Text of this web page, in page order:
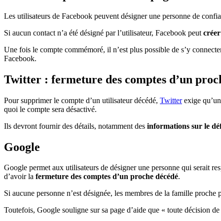
Les utilisateurs de Facebook peuvent désigner une personne de
Si aucun contact n’a été désigné par l’utilisateur, Facebook peut
Une fois le compte commémoré, il n’est plus possible de s’y
Facebook.
Twitter : fermeture des comptes d’un
Pour supprimer le compte d’un utilisateur décédé, Twitterexige
quoi le compte sera désactivé.
Ils devront fournir des détails, notamment des informations sur le
Google
Google permet aux utilisateurs de désigner une personne qui serait
d’avoir la fermeture des comptes d’un proche décédé.
Si aucune personne n’est désignée, les membres de la famille
Toutefois, Google souligne sur sa page d’aide que « toute décision